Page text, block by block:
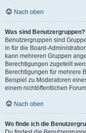
Nach oben
Was sind Benutzergruppen?
Benutzergruppen sind
in für die Board-
kann mehreren Gruppen
Berechtigungen zugeteilt
Berechtigungen für mehrere
Beispiel zu Moderatoren
einem nichtöffentlichen
Nach oben
Wo finde ich die